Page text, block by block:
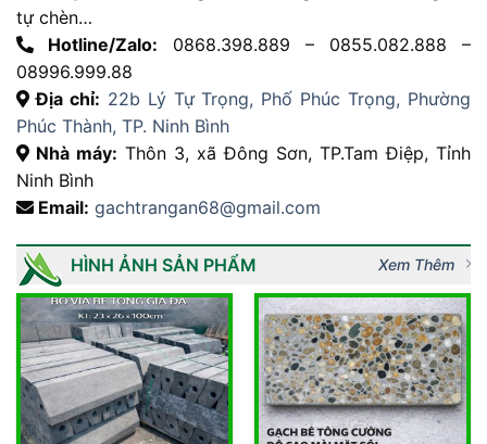
tự chèn…
Hotline/Zalo: 0868.398.889 – 0855.082.888 –
08996.999.88
Địa chỉ: 22b Lý Tự Trọng, Phố Phúc Trọng, Phường
Phúc Thành, TP. Ninh Bình
Nhà máy: Thôn 3, xã Đông Sơn, TP.Tam Điệp, Tỉnh
Ninh Bình
Email: gachtrangan68@gmail.com
HÌNH ẢNH SẢN PHẨM Xem Thêm